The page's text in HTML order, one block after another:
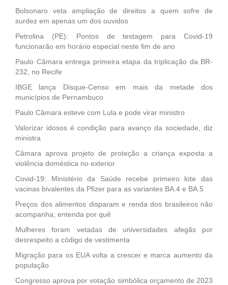
Bolsonaro veta ampliação de direitos a quem sofre de
surdez em apenas um dos ouvidos
Petrolina (PE): Pontos de testagem para Covid-19
funcionarão em horário especial neste fim de ano
Paulo Câmara entrega primeira etapa da triplicação da BR-
232, no Recife
IBGE lança Disque-Censo em mais da metade dos
municípios de Pernambuco
Paulo Câmara esteve com Lula e pode virar ministro
Valorizar idosos é condição para avanço da sociedade, diz
ministra
Câmara aprova projeto de proteção a criança exposta a
violência doméstica no exterior
Covid-19: Ministério da Saúde recebe primeiro lote das
vacinas bivalentes da Pfizer para as variantes BA.4 e BA.5
Preços dos alimentos disparam e renda dos brasileiros não
acompanha; entenda por quê
Mulheres foram vetadas de universidades afegãs por
desrespeito a código de vestimenta
Migração para os EUA volta a crescer e marca aumento da
população
Congresso aprova por votação simbólica orçamento de 2023